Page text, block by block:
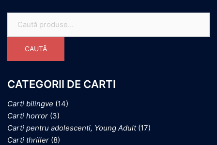
CAUTĂ
CATEGORII DE CARTI
Carti bilingve (14)
Carti horror (3)
Carti pentru adolescenti, Young Adult (17)
Carti thriller (8)